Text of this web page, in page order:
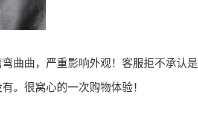
曲曲，严重影响外观！客服拒不承认是
。很窝心的一次购物体验！